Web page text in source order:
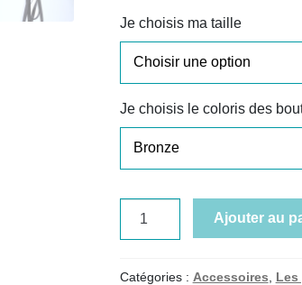
Je choisis ma taille
Je choisis le coloris des
Limentis
Ajouter au
Catégories : Accessoires